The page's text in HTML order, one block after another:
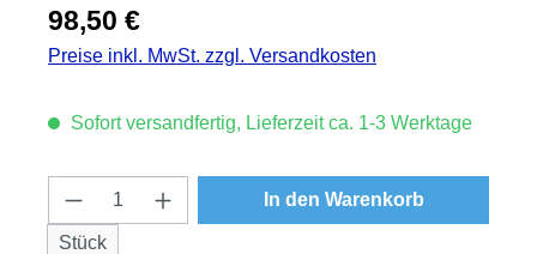
Regulärer Preis:
98,50 €
Preise inkl. MwSt. zzgl. Versandkosten
Sofort versandfertig, Lieferzeit ca. 1-3 Werktage
Produkt Anzahl: Gib den gewünschten
Stück
In den Warenkorb